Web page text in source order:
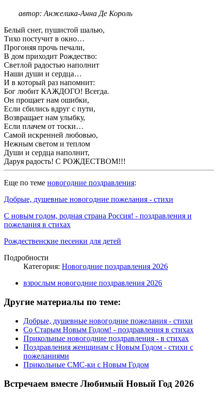
автор: Анжелика-Анна Де Король
Белый снег, пушистой шалью,
Тихо постучит в окно…
Прогоняя прочь печали,
В дом приходит Рождество:
Светлой радостью наполнит
Наши души и сердца…
И в который раз напомнит:
Бог любит КАЖДОГО! Всегда.
Он прощает нам ошибки,
Если сбились вдруг с пути,
Возвращает нам улыбку,
Если плачем от тоски…
Самой искренней любовью,
Нежным светом и теплом
Души и сердца наполнит,
Даруя радость! С РОЖДЕСТВОМ!!!
Еще по теме новогодние поздравления:
Добрые, душевные новогодние пожелания - стихи
С новым годом, родная страна Россия! - поздравления и
пожелания в стихах
Рождественские песенки для детей
Подробности
Категория: Новогодние поздравления 2026
взрослым новогодние поздравления 2026
Другие материалы по теме:
Добрые, душевные новогодние пожелания - стихи
Со Старым Новым Годом! - поздравления в стихах
Прикольные новогодние поздравления - в стихах
Поздравления женщинам с Новым Годом - стихи с
пожеланиями
Прикольные СМС-ки с Новым Годом
Встречаем вместе Любимый Новый Год 2026